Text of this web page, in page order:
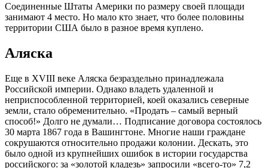
Соединенные Штаты Америки по размеру своей площади
занимают 4 место. Но мало кто знает, что более половины
территории США было в разное время куплено.
Аляска
Еще в XVIII веке Аляска безраздельно принадлежала
Российской империи. Однако владеть удаленной и
неприспособленной территорией, коей оказались северные
земли, стало обременительно. «Продать – самый верный
способ!» Долго не думали… Подписание договора состоялось
30 марта 1867 года в Вашингтоне. Многие наши граждане
сокрушаются относительно продажи колонии. Дескать, это
было одной из крупнейших ошибок в истории государства
российского: за «золотой кладезь» запросили «всего-то» 7,2